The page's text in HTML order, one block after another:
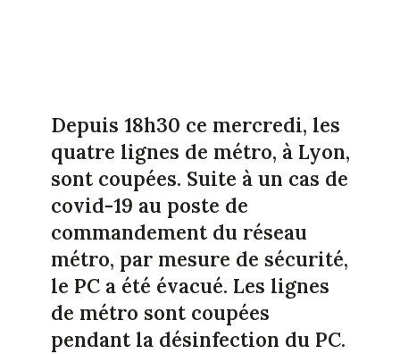
Depuis 18h30 ce mercredi, les
quatre lignes de métro, à Lyon,
sont coupées. Suite à un cas de
covid-19 au poste de
commandement du réseau
métro, par mesure de sécurité,
le PC a été évacué. Les lignes
de métro sont coupées
pendant la désinfection du PC.